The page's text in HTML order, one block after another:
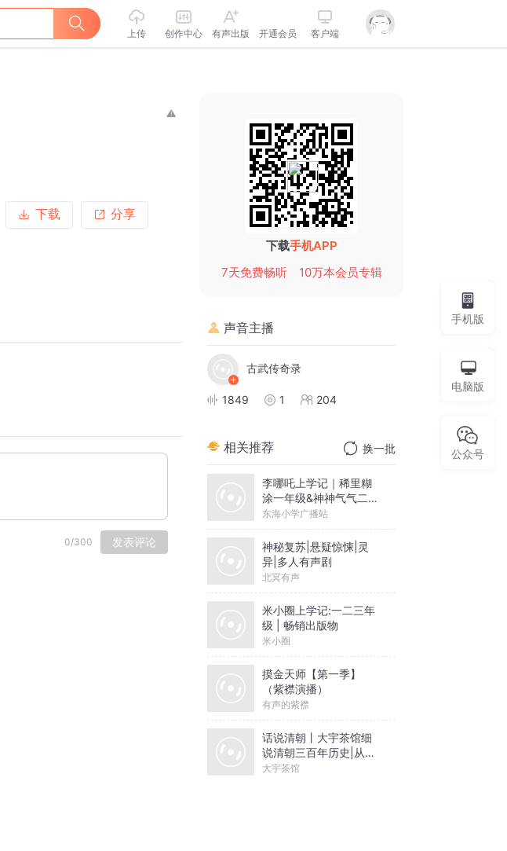
上传 创作中心 有声出版 开通会员 客户端
下载 分享
0/300 发表评论
下载手机APP
7天免费畅听
10万本会员专辑
声音主播
古武传奇录
1849 1 204
相关推荐 换一批
李哪吒上学记｜稀里糊
涂一年级&神神气气二年
级
东海小学广播站
神秘复苏|悬疑惊悚|灵
异|多人有声剧
北冥有声
米小圈上学记:一二三年
级 | 畅销出版物
米小圈
摸金天师【第一季】
（紫襟演播）
有声的紫襟
话说清朝丨大宇茶馆细
说清朝三百年历史|从努
尔哈赤到末代皇帝溥仪|
大宇茶馆
手机版
电脑版
公众号